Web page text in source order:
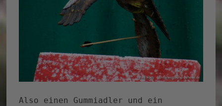
Also einen Gummiadler und ein